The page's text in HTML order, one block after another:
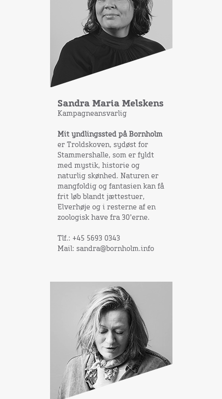
Sandra Maria Melskens
Kampagneansvarlig
Mit yndlingssted på Bornholm
er Troldskoven, sydøst for
Stammershalle, som er fyldt
med mystik, historie og
naturlig skønhed. Naturen er
mangfoldig og fantasien kan få
frit løb blandt jættestuer,
Elverhøje og i resterne af en
zoologisk have fra 30'erne.
Tlf.: +45 5693 0343
Mail: sandra@bornholm.info